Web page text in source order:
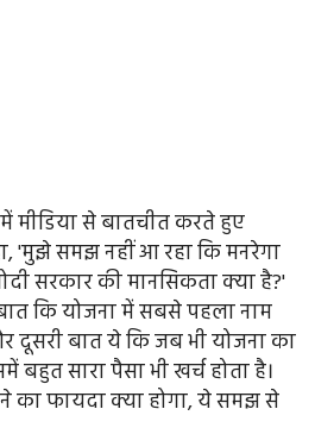
मीडिया से बातचीत करते हुए
'मुझे समझ नहीं आ रहा कि मनरेगा
सरकार की मानसिकता क्या है?'
कि योजना में सबसे पहला नाम
दूसरी बात ये कि जब भी योजना का
बहुत सारा पैसा भी खर्च होता है।
का फायदा क्या होगा, ये समझ से